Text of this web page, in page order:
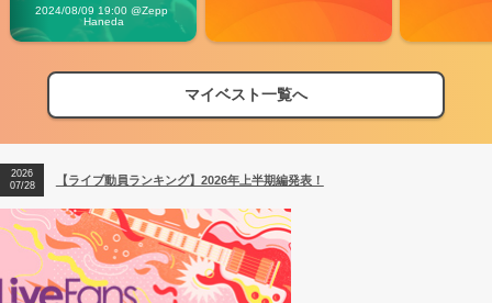
Vibes
2024/08/09 19:00 @Zepp
Haneda
マイベスト一覧へ
【ライブ動員ランキング】2026年上半期編発表！
【フェス特集2026】フェス情報はここから！
2026
07/28
【ライブ動員ランキング】2026年上半期編発表！